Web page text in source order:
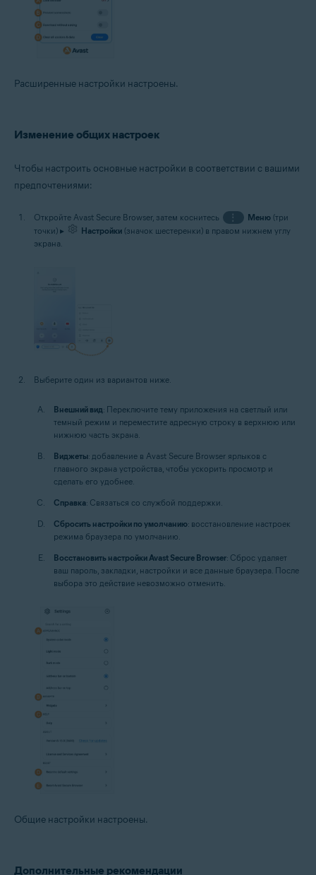
Расширенные настройки настроены.
Изменение общих настроек
Чтобы настроить основные настройки в соответствии с вашими
предпочтениями:
Откройте Avast Secure Browser, затем коснитесь ⋮ Меню(три
точки) ▸
Настройки (значок шестеренки) в правом нижнем углу
экрана.
Выберите один из вариантов ниже.
Внешний вид: Переключите тему приложения на светлый или
темный режим и переместите адресную строку в верхнюю или
нижнюю часть экрана.
Виджеты: добавление в Avast Secure Browser ярлыков с
главного экрана устройства, чтобы ускорить просмотр и
сделать его удобнее.
Справка: Связаться со службой поддержки.
Сбросить настройки по умолчанию: восстановление настроек
режима браузера по умолчанию.
Восстановить настройки Avast Secure Browser: Сброс удаляет
ваш пароль, закладки, настройки и все данные браузера. После
выбора это действие невозможно отменить.
Общие настройки настроены.
Дополнительные рекомендации